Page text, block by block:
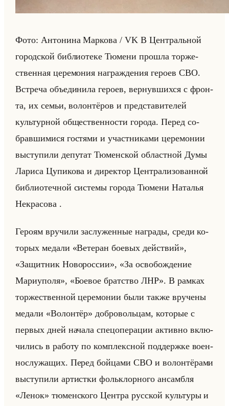
Фото: Ан­то­ни­на Мар­ко­ва / VK В Цен­тральной
го­род­ской биб­лио­те­ке Тю­ме­ни про­шла тор­же­
ствен­ная це­ре­мо­ния на­граж­де­ния ге­ро­ев СВО.
Встре­ча объеди­ни­ла ге­ро­ев, вер­нув­ших­ся с фрон­
та, их семьи, во­лон­тё­ров и пред­ста­ви­те­лей
культур­ной об­ще­ствен­но­сти го­ро­да. Перед со­
брав­ши­ми­ся го­стя­ми и участ­ни­ка­ми це­ре­мо­нии
вы­сту­пи­ли де­пу­тат Тю­мен­ской об­ласт­ной Думы
Ла­ри­са Цу­пи­ко­ва и ди­рек­тор Цен­тра­ли­зо­ван­ной
биб­лио­теч­ной си­сте­мы го­ро­да Тю­ме­ни На­та­лья
Некра­со­ва .
Ге­ро­ям вру­чи­ли за­слу­жен­ные на­гра­ды, среди ко­
то­рых ме­да­ли «Ветеран боевых действий»,
«Защитник Новороссии», «За освобождение
Мариуполя», «Боевое братство ЛНР». В рам­ках
тор­же­ствен­ной це­ре­мо­нии были также вру­че­ны
ме­да­ли «Волонтёр» доб­ро­вольцам, ко­то­рые с
пер­вых дней на­ча­ла спе­цо­пе­ра­ции ак­тив­но вклю­
чи­лись в ра­бо­ту по ком­плекс­ной под­держ­ке во­ен­
но­слу­жа­щих. Перед бойца­ми СВО и во­лон­тё­ра­ми
вы­сту­пи­ли ар­тист­ки фольк­лор­но­го ан­сам­бля
«Ленок» тю­мен­ско­го Цен­тра рус­ской культу­ры и